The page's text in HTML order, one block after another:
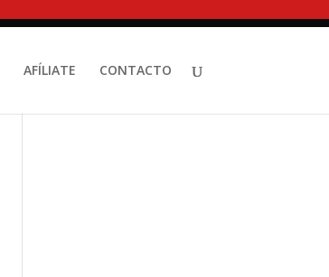
AFÍLIATE CONTACTO